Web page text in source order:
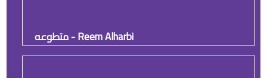
Reem Alharbi - متطوعه